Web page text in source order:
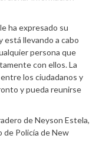
ha expresado su
está llevando a cabo
persona que
con ellos. La
los ciudadanos y
y pueda reunirse
de Neyson Estela,
de Policía de New